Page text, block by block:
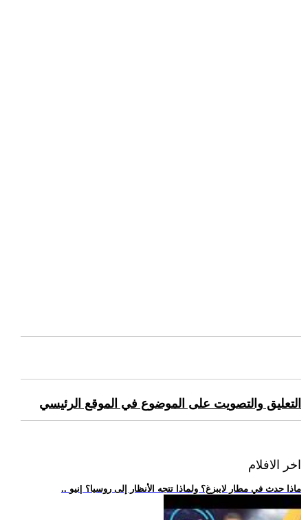
التعليق والتصويت على الموضوع في الموقع الرئيسي
اخر الافلام
.. ماذا حدث في مطار لايبزغ؟ ولماذا تتجه الأنظار إلى روسيا؟ |نيو